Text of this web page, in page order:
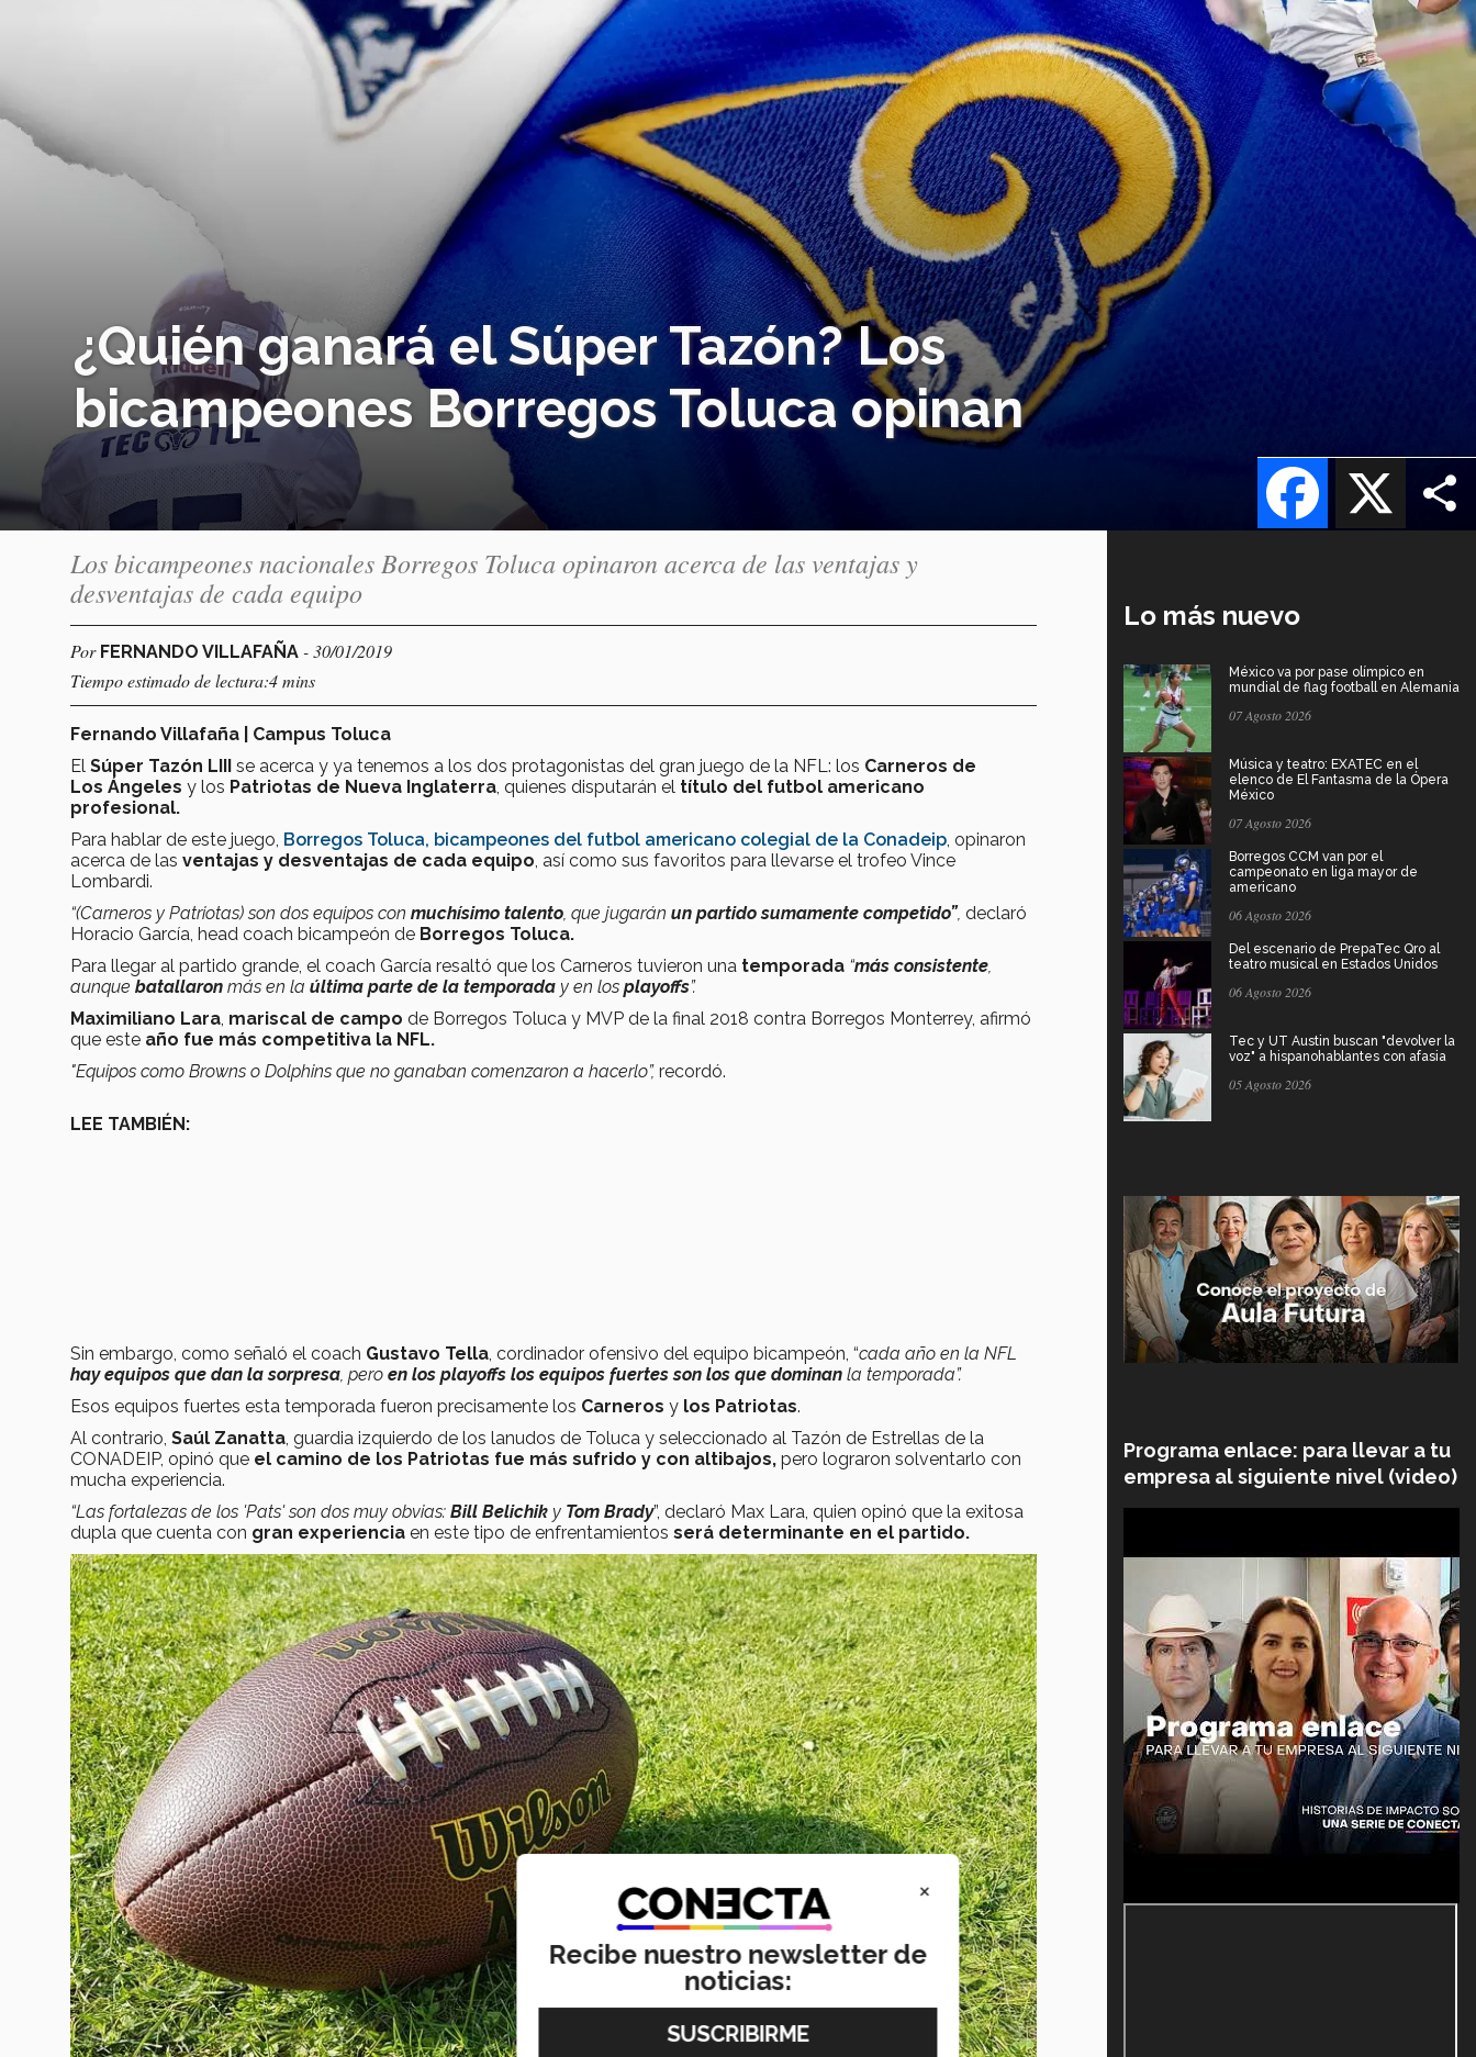
¿Quién ganará el Súper Tazón? Los
bicampeones Borregos Toluca opinan
X
Facebook
Los bicampeones nacionales Borregos Toluca opinaron acerca de las ventajas y
desventajas de cada equipo
Por FERNANDO VILLAFAÑA - 30/01/2019
Tiempo estimado de lectura:4 mins
Fernando Villafaña | Campus Toluca
El Súper Tazón LIII se acerca y ya tenemos a los dos protagonistas del gran juego de la NFL: los Carneros de
Los Ángeles y los Patriotas de Nueva Inglaterra , quienes disputarán el título del futbol americano
profesional.
Para hablar de este juego, Borregos Toluca, bicampeones del futbol americano colegial de la Conadeip , opinaron
acerca de las ventajas y desventajas de cada equipo , así como sus favoritos para llevarse el trofeo Vince
Lombardi.
“(Carneros y Patriotas) son dos equipos con muchísimo talento , que jugarán un partido sumamente competido”, declaró
Horacio García, head coach bicampeón de Borregos Toluca.
Para llegar al partido grande, el coach García resaltó que los Carneros tuvieron una temporada “más consistente
aunque batallaron más en la última parte de la temporada y en los playoffs”.
Maximiliano Lara mariscal de campo de Borregos Toluca y MVP de la final 2018 contra Borregos Monterrey, afirmó
que este año fue más competitiva la NFL.
"Equipos como Browns o Dolphins que no ganaban comenzaron a hacerlo”, recordó.
LEE TAMBIÉN:
Sin embargo, como señaló el coach Gustavo Tella , cordinador ofensivo del equipo bicampeón, “cada año en la NFL
hay equipos que dan la sorpresa , pero en los playoffs los equipos fuertes son los que dominan la temporada”.
Esos equipos fuertes esta temporada fueron precisamente los Carneros y los Patriotas.
Al contrario, Saúl Zanatta , guardia izquierdo de los lanudos de Toluca y seleccionado al Tazón de Estrellas de la
CONADEIP, opinó que el camino de los Patriotas fue más sufrido y con altibajos, pero lograron solventarlo con
mucha experiencia.
“Las fortalezas de los 'Pats' son dos muy obvias: Bill Belichik y Tom Brady”, declaró Max Lara, quien opinó que la exitosa
dupla que cuenta con gran experiencia en este tipo de enfrentamientos será determinante en el partido.
Lo más nuevo
México va por pase olímpico en
mundial de flag football en Alemania
07 Agosto 2026
Música y teatro: EXATEC en el
elenco de El Fantasma de la Ópera
México
07 Agosto 2026
Borregos CCM van por el
campeonato en liga mayor de
americano
06 Agosto 2026
Del escenario de PrepaTec Qro al
teatro musical en Estados Unidos
06 Agosto 2026
Tec y UT Austin buscan "devolver la
voz" a hispanohablantes con afasia
05 Agosto 2026
Programa enlace: para llevar a tu
empresa al siguiente nivel (video)
×
Recibe nuestro newsletter de
noticias: